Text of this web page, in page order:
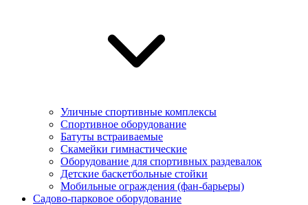
Уличные спортивные комплексы
Спортивное оборудование
Батуты встраиваемые
Скамейки гимнастические
Оборудование для спортивных раздевалок
Детские баскетбольные стойки
Мобильные ограждения (фан-барьеры)
Садово-парковое оборудование